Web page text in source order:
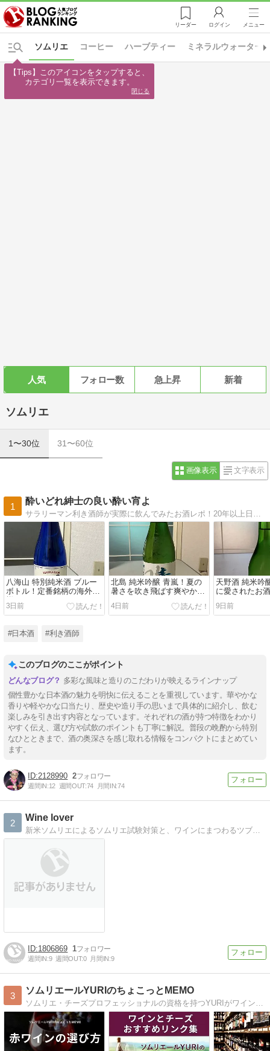
リーダー ログイン メニュー
コーヒー ハーブティー ミネラルウォーター
ソムリエ
人気 フォロー数 急上昇 新着
ソムリエ
1〜30位 31〜60位
画像表示 文字表示
1
酔いどれ紳士の良い酔い宵よ
八海山 特別純米酒 ブルー
ボトル！定番銘柄の海外仕
様！
3日前
北島 純米吟醸 青嵐！夏の
暑さを吹き飛ばす爽やか
さ！
4日前
天野酒 純米吟
に愛されたお
9日前
#日本酒 #利き酒師
このブログのここがポイント
多彩な風味と造りのこだわりが映えるラインナップ
個性豊かな日本酒の魅力を明快に伝えることを重視しています。華やかな
香りや軽やかな口当たり、歴史や造り手の思いまで具体的に紹介し、飲む
楽しみを引き出す内容となっています。それぞれの酒が持つ特徴をわかり
やすく伝え、選び方や試飲のポイントも丁寧に解説。普段の晩酌から特別
なひとときまで、酒の奥深さを感じ取れる情報をコンパクトにまとめてい
ます。
2128990 2
週間IN:12 週間OUT:74 月間IN:74
2
Wine lover
新米ソムリエによるソムリエ試験対策と、ワインにまつわるツブヤキ。
1806869 1
週間IN:9 週間OUT:0 月間IN:9
3
ソムリエールYURIのちょこっとMEMO
【Tips】このアイコンをタップすると、
カテゴリ一覧を表示できます。
閉じる